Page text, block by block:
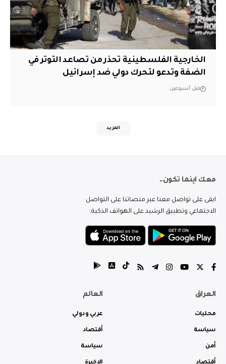
الخارجية الفلسطينية تحذر من تصاعد التوتر في
الضفة وتدعو لتحرك دولي ضد إسرائيل
قبل أسبوعين
المزيد
معك اينما تكون..
ابقى على تواصل معنا عبر منصاتنا على التواصل
الاجتماعي وتطبيق الرشيد على الهواتف الذكية.
العراق
محليات
سياسة
أمن
العالم
عربي ودولي
أقتصاد
سياسة